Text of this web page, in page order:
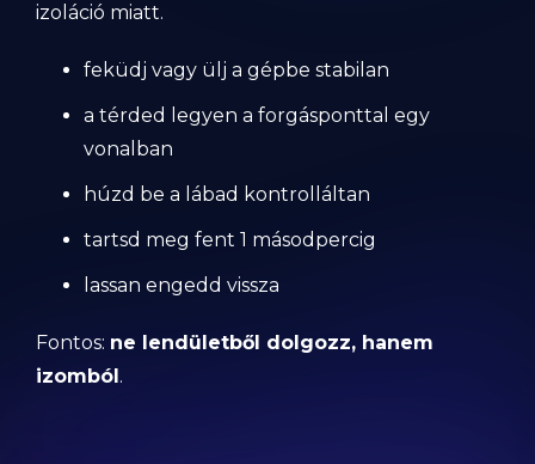
izoláció miatt.
feküdj vagy ülj a gépbe stabilan
a térded legyen a forgásponttal egy
vonalban
húzd be a lábad kontrolláltan
tartsd meg fent 1 másodpercig
lassan engedd vissza
Fontos: ne lendületből dolgozz, hanem
izomból.